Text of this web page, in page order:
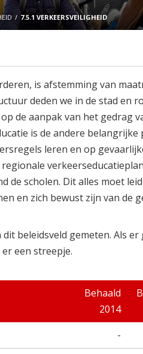
7.5.1 VERKEERSVEILIGHEID
is afstemming van
deden we in de stad en
de aanpak van het gedrag
is de andere
leren en op
de scholen. Dit alles moet
en zich bewust zijn van de
beleidsveld gemeten. Als
een streepje.
Behaald
2014
-